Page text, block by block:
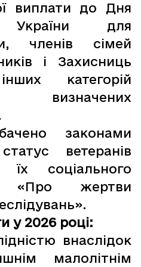
виплати до Дня
України для
членів сімей
і Захисниць
категорій
законами
ветеранів
їх соціального
«Про жертви
у 2026 році:
внаслідок
малолітнім